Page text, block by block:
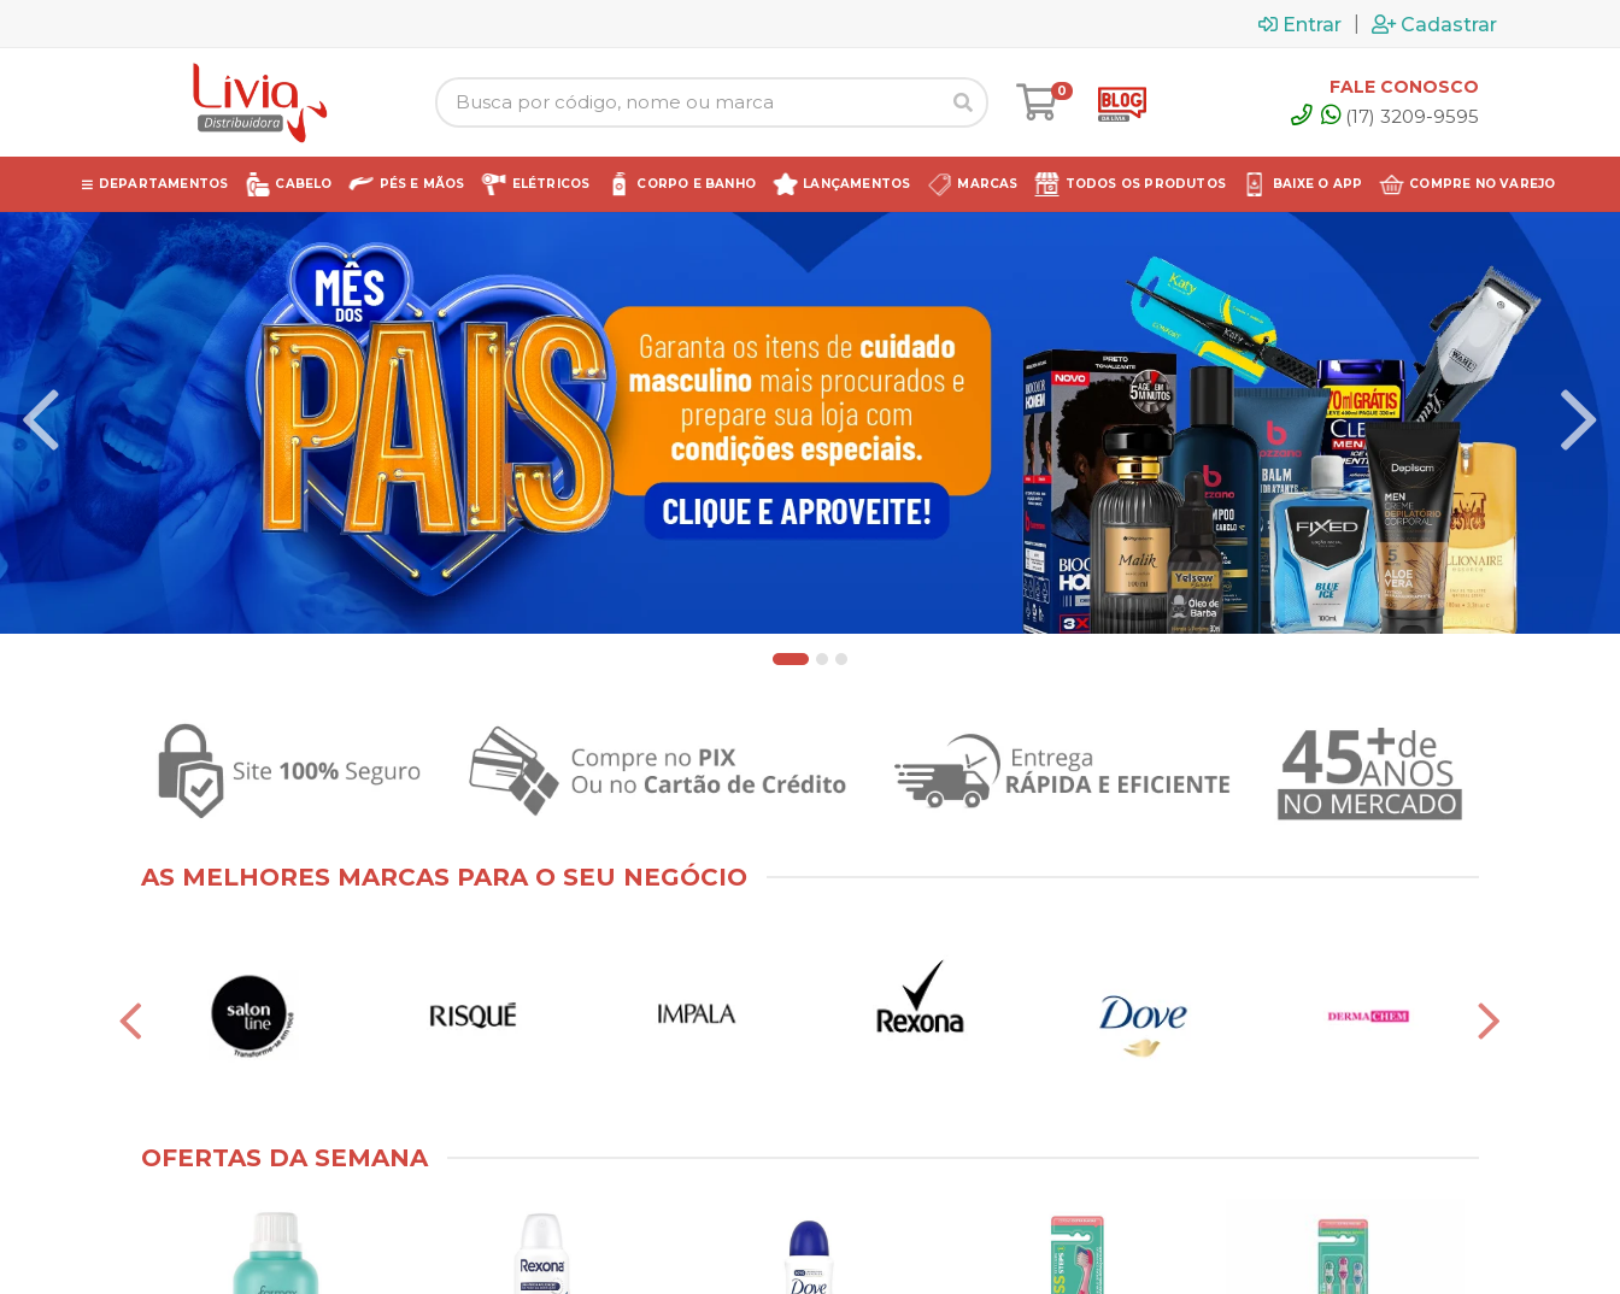
Entrar Cadastrar
0 FALE CONOSCO
(17) 3209-9595
DEPARTAMENTOS CABELO PÉS E MÃOS ELÉTRICOS CORPO E BANHO LANÇAMENTOS MARCAS TODOS OS PRODUTOS BAIXE O APP COMPRE NO VAREJO
AS MELHORES MARCAS PARA O SEU NEGÓCIO
OFERTAS DA SEMANA